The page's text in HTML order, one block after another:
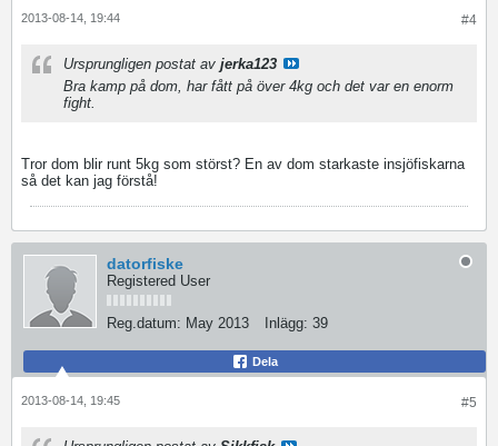
#4
2013-08-14, 19:44
Ursprungligen postat av jerka123
Bra kamp på dom, har fått på över 4kg och det var en enorm
fight.
Tror dom blir runt 5kg som störst? En av dom starkaste insjöfiskarna
så det kan jag förstå!
datorfiske
Registered User
Reg.datum: May 2013 Inlägg: 39
Dela
#5
2013-08-14, 19:45